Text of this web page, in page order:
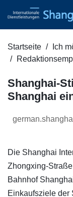
Startseite Ich
Shanghai-
Shanghai
Die Shanghai
Zhongxing-
Bahnhof
Einkaufsziele der